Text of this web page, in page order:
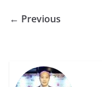
← Previous